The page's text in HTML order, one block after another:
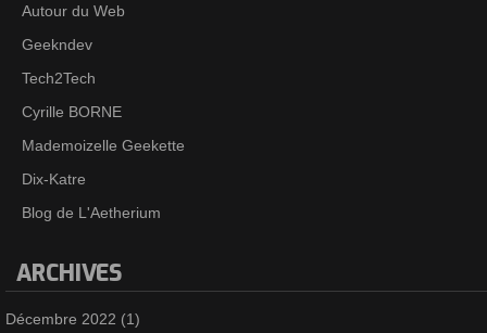
Autour du Web
Geekndev
Tech2Tech
Cyrille BORNE
Mademoizelle Geekette
Dix-Katre
Blog de L'Aetherium
ARCHIVES
Décembre 2022 (1)